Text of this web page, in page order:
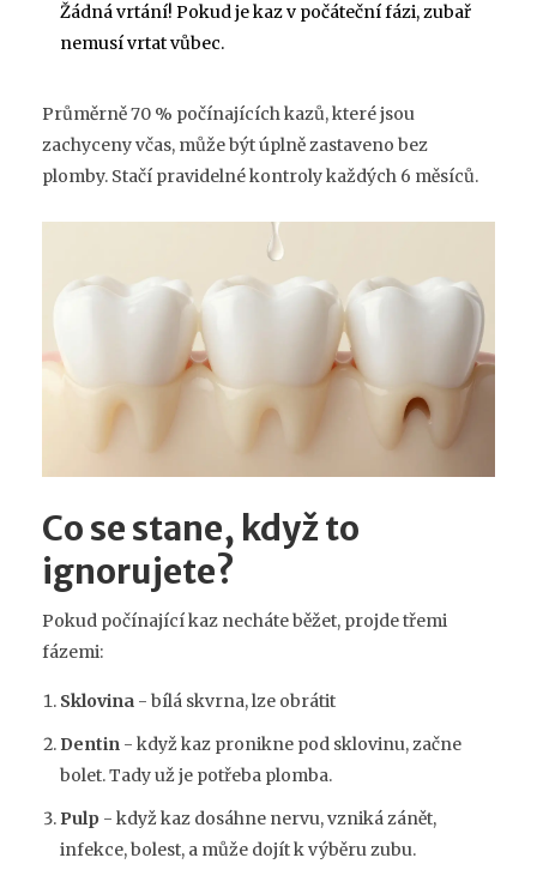
Žádná vrtání! Pokud je kaz v počáteční fázi, zubař
nemusí vrtat vůbec.
Průměrně 70 % počínajících kazů, které jsou
zachyceny včas, může být úplně zastaveno bez
plomby. Stačí pravidelné kontroly každých 6 měsíců.
Co se stane, když to
ignorujete?
Pokud počínající kaz necháte běžet, projde třemi
fázemi:
Sklovina - bílá skvrna, lze obrátit
Dentin - když kaz pronikne pod sklovinu, začne
bolet. Tady už je potřeba plomba.
Pulp - když kaz dosáhne nervu, vzniká zánět,
infekce, bolest, a může dojít k výběru zubu.